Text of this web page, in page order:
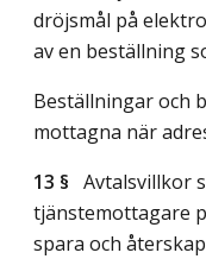
dröjsmål på
av en beställning
Beställningar och
mottagna när
13 § Avtalsvillkor
tjänstemottagare
spara och